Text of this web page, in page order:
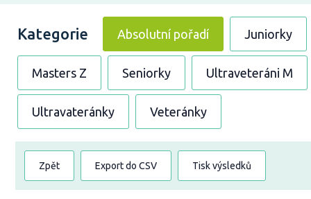
Kategorie Absolutní pořadí Juniorky
Masters Z Seniorky Ultraveteráni M
Ultravateránky Veteránky
Zpět Export do CSV Tisk výsledků